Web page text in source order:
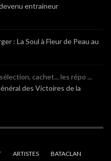
entraineur
: La Soul à Fleur de Peau au
cachet... les répo ...
des Victoires de la
ARTISTES BATACLAN